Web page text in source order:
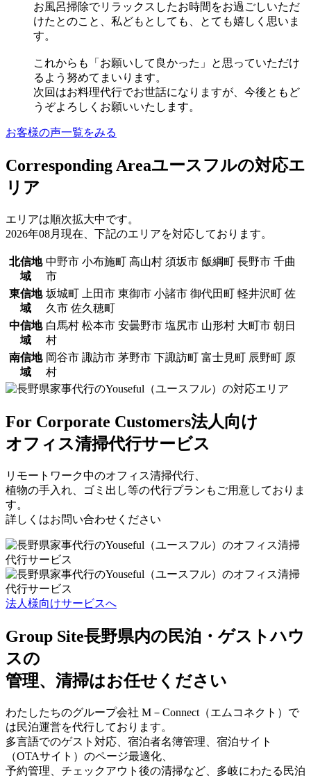
お風呂掃除でリラックスしたお時間をお過ごしいただ
けたとのこと、私どもとしても、とても嬉しく思いま
す。
これからも「お願いして良かった」と思っていただけ
るよう努めてまいります。
次回はお料理代行でお世話になりますが、今後ともど
うぞよろしくお願いいたします。
お客様の声一覧をみる
Corresponding Areaユースフルの対応エ
リア
エリアは順次拡大中です。
2026年08月現在、下記のエリアを対応しております。
北信地
域
中野市 小布施町 高山村 須坂市 飯綱町 長野市 千曲
市
東信地
域
坂城町 上田市 東御市 小諸市 御代田町 軽井沢町 佐
久市 佐久穂町
中信地
域
白馬村 松本市 安曇野市 塩尻市 山形村 大町市 朝日
村
南信地
域
岡谷市 諏訪市 茅野市 下諏訪町 富士見町 辰野町 原
村
For Corporate Customers法人向け
オフィス清掃代行サービス
リモートワーク中のオフィス清掃代行、
植物の手入れ、ゴミ出し等の代行プランもご用意しておりま
す。
詳しくはお問い合わせください
法人様向けサービスへ
Group Site長野県内の民泊・ゲストハウ
スの
管理、清掃はお任せください
わたしたちのグループ会社 M－Connect（エムコネクト）で
は民泊運営を代行しております。
多言語でのゲスト対応、宿泊者名簿管理、宿泊サイト
（OTAサイト）のページ最適化、
予約管理、チェックアウト後の清掃など、多岐にわたる民泊